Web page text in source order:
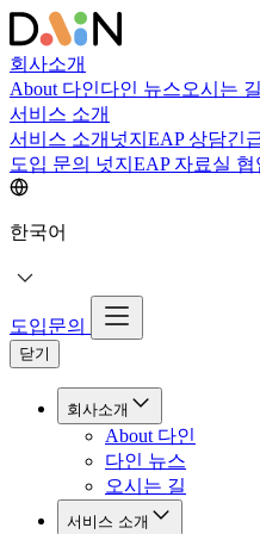
회사소개
About 다인다인 뉴스오시는 길
서비스 소개
서비스 소개 넛지EAP 상담긴
도입 문의 넛지EAP 자료실 협
한국어
도입문의
닫기
회사소개
About 다인
다인 뉴스
오시는 길
서비스 소개